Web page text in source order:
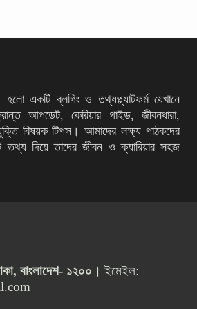
ActionAid Bangladesh-এ ১০টি
পদে নতুন নিয়োগ বিজ্ঞপ্তি
হলো একটি ব্লগিং ও তথ্যপ্ল্যাটফর্ম যেখানে
আপডেট, কেরিয়ার গাইড, জীবনধারা,
বিষয়ক টিপস। আমাদের লক্ষ্য পাঠকদের
তথ্য দিয়ে তাদের জীবন ও ক্যারিয়ার সহজ
বাংলাদেশ- ১২০০। ইমেইল: